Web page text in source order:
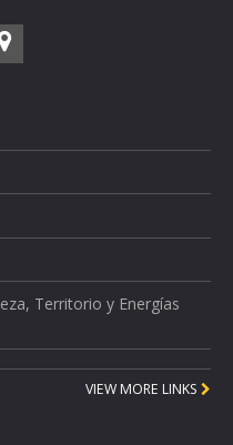
Territorio y Energías
VIEW MORE LINKS